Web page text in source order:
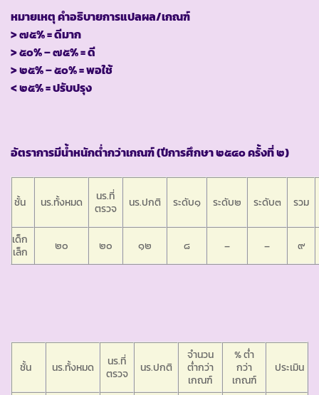
หมายเหตุ คำอธิบายการแปลผล/เกณฑ์
> ๗๕% = ดีมาก
> ๕๐% – ๗๕% = ดี
> ๒๕% – ๕๐% = พอใช้
< ๒๕% = ปรับปรุง
อัตราการมีน้ำหนักต่ำกว่าเกณฑ์ (ปีการศึกษา ๒๕๔๐ ครั้งที่ ๒)
ชั้น นร.ทั้งหมด
นร.ที่
ตรวจ
นร.ปกติ ระดับ๑ ระดับ๒ ระดับ๓ รวม
เด็ก
เล็ก
๒๐ ๒๐ ๑๒ ๘ – – ๙
ชั้น นร.ทั้งหมด
นร.ที่
ตรวจ
นร.ปกติ
จำนวน
ต่ำกว่า
เกณฑ์
% ต่ำ
กว่า
เกณฑ์
ประเมิน